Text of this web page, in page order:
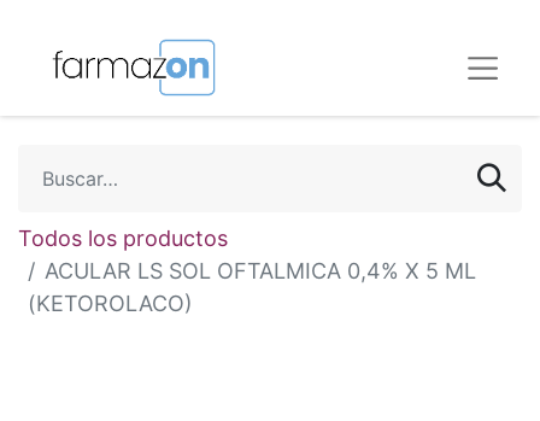
Todos los productos
ACULAR LS SOL OFTALMICA 0,4% X 5 ML
(KETOROLACO)